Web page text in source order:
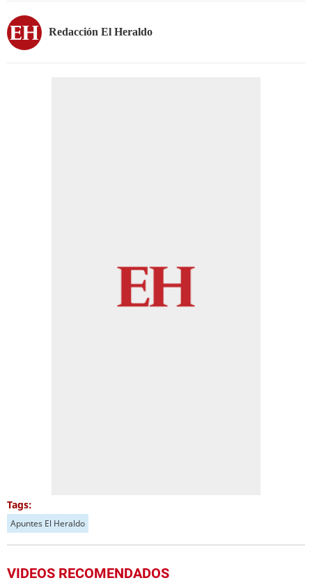
Redacción El Heraldo
Tags:
Apuntes El Heraldo
VIDEOS RECOMENDADOS